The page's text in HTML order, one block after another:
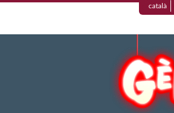
català